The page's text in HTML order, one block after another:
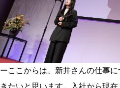
ーここからは、新井さんの仕事